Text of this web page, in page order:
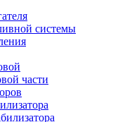
системы
части